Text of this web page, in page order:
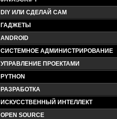
DIY ИЛИ СДЕЛАЙ САМ
ГАДЖЕТЫ
ANDROID
СИСТЕМНОЕ АДМИНИСТРИРОВАНИЕ
УПРАВЛЕНИЕ ПРОЕКТАМИ
PYTHON
РАЗРАБОТКА
ИСКУССТВЕННЫЙ ИНТЕЛЛЕКТ
OPEN SOURCE